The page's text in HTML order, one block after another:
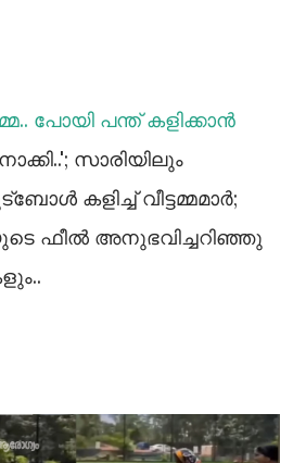
പോയി പന്ത് കളിക്കാൻ
സാരിയിലും
കളിച്ച് വീട്ടമ്മമാര്‍;
ഫീല്‍ അനുഭവിച്ചറിഞ്ഞു